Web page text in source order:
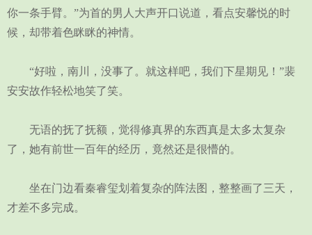
你一条手臂。”为首的男人大声开口说道，看点安馨悦的时
候，却带着色眯眯的神情。
“好啦，南川，没事了。就这样吧，我们下星期见！”裴
安安故作轻松地笑了笑。
无语的抚了抚额，觉得修真界的东西真是太多太复杂
了，她有前世一百年的经历，竟然还是很懵的。
坐在门边看秦睿玺划着复杂的阵法图，整整画了三天，
才差不多完成。